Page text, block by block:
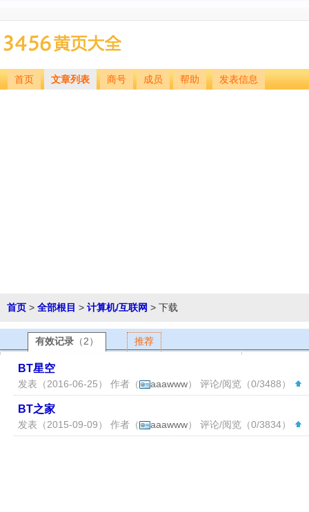
首页 文章列表 商号 成员 帮助 发表信息
首页 > 全部根目 > 计算机/互联网 > 下载
有效记录 （2） 推荐
BT星空
发表（2016-06-25） 作者（ aaawww） 评论/阅览（0/3488）
BT之家
发表（2015-09-09） 作者（ aaawww） 评论/阅览（0/3834）